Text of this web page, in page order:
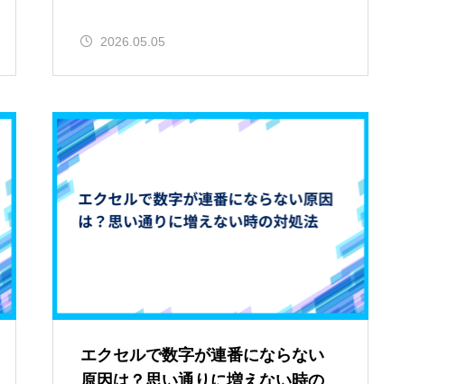
2026.05.05
エクセルで数字が連番にならない
原因は？思い通りに増えない時の